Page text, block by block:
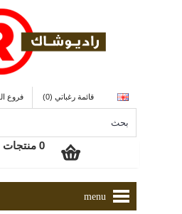
قائمة رغباتي (0) فروع
0 منتجات - 0.0
menu